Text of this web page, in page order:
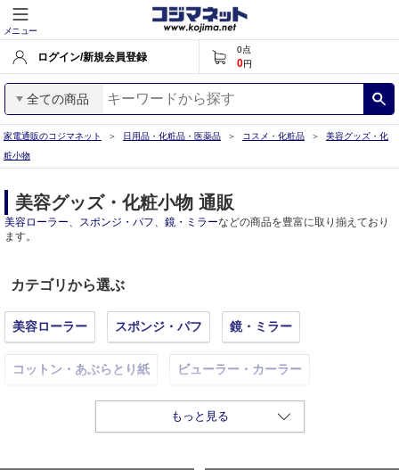
メニュー
ログイン/新規会員登録
0点
0円
全ての商品
家電通販のコジマネット 日用品・化粧品・医薬品 コスメ・化粧品
美容グッズ・化
粧小物
美容グッズ・化粧小物 通販
美容ローラー、 スポンジ・パフ、 鏡・ミラーなどの商品を豊富に取り揃えており
ます。
カテゴリから選ぶ
美容ローラー スポンジ・パフ 鏡・ミラー
コットン・あぶらとり紙 ビューラー・カーラー
ヘアブラシ 洗顔ブラシ
もっと見る